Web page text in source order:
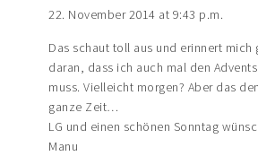
22. November 2014 at 9:43 p.m.
Das schaut toll aus und erinnert mich
daran, dass ich auch mal den
muss. Vielleicht morgen? Aber das
ganze Zeit…
LG und einen schönen Sonntag
Manu